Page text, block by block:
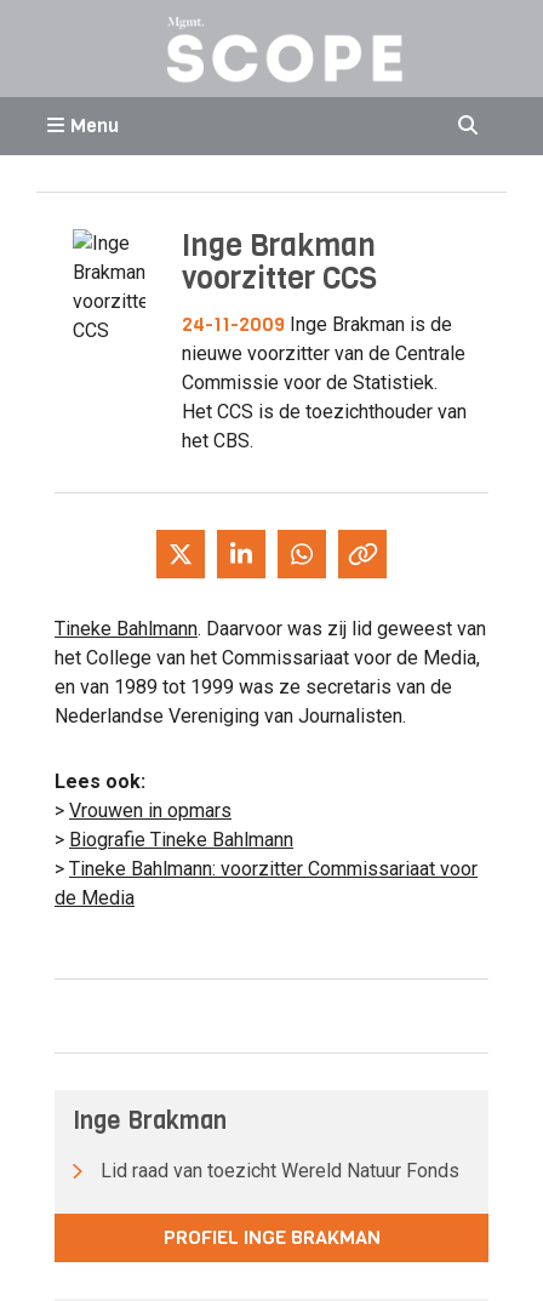
Menu
Inge Brakman
voorzitter CCS
24-11-2009 Inge Brakman is de
nieuwe voorzitter van de Centrale
Commissie voor de Statistiek.
Het CCS is de toezichthouder van
het CBS.
Tineke Bahlmann. Daarvoor was zij lid geweest van
het College van het Commissariaat voor de Media,
en van 1989 tot 1999 was ze secretaris van de
Nederlandse Vereniging van Journalisten.
Lees ook:
> Vrouwen in opmars
> Biografie Tineke Bahlmann
> Tineke Bahlmann: voorzitter Commissariaat voor
de Media
Inge Brakman
Lid raad van toezicht Wereld Natuur Fonds
PROFIEL INGE BRAKMAN